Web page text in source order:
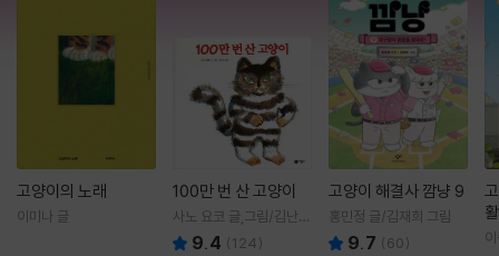
고양이의 노래
이미나 글
100만 번 산 고양이
사노 요코 글,그림/김난주
역 9.4 (124)
고양이 해결사 깜냥 9
홍민정 글/김재희 그림
9.7 (60)